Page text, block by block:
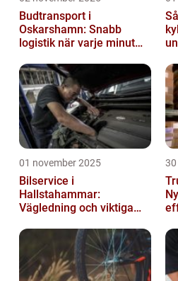
Budtransport i
Oskarshamn: Snabb
logistik när varje minut
01 november 2025
Bilservice i
Hallstahammar:
Vägledning och viktiga